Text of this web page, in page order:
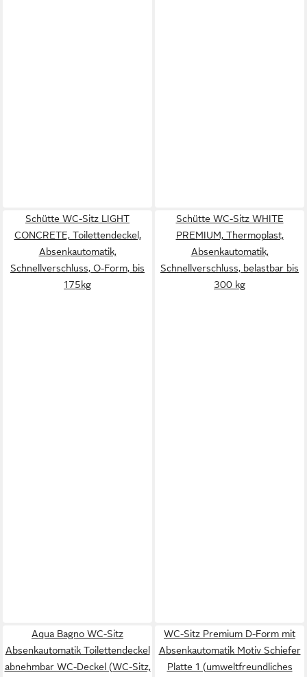
Schütte WC-Sitz LIGHT
CONCRETE, Toilettendeckel,
Absenkautomatik,
Schnellverschluss, O-Form, bis
175kg
Schütte WC-Sitz WHITE
PREMIUM, Thermoplast,
Absenkautomatik,
Schnellverschluss, belastbar bis
300 kg
Aqua Bagno WC-Sitz
Absenkautomatik Toilettendeckel
abnehmbar WC-Deckel (WC-Sitz,
WC-Sitz Premium D-Form mit
Absenkautomatik Motiv Schiefer
Platte 1 (umweltfreundliches